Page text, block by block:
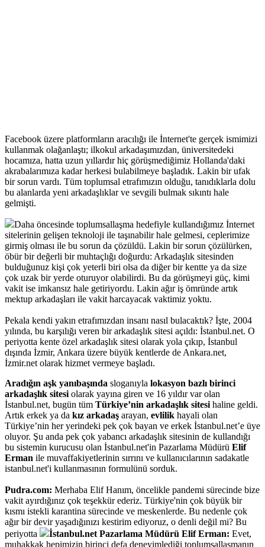
Facebook üzere platformların aracılığı ile İnternet'te gerçek ismimizi
kullanmak olağanlaştı; ilkokul arkadaşımızdan, üniversitedeki
hocamıza, hatta uzun yıllardır hiç görüşmediğimiz Hollanda'daki
akrabalarımıza kadar herkesi bulabilmeye başladık. Lakin bir ufak
bir sorun vardı. Tüm toplumsal etrafımızın olduğu, tanıdıklarla dolu
bu alanlarda yeni arkadaşlıklar ve sevgili bulmak sıkıntı hale
gelmişti.
Daha öncesinde toplumsallaşma hedefiyle kullandığımız İnternet
sitelerinin gelişen teknoloji ile taşınabilir hale gelmesi, ceplerimize
girmiş olması ile bu sorun da çözüldü. Lakin bir sorun çözülürken,
öbür bir değerli bir muhtaçlığı doğurdu: Arkadaşlık sitesinden
bulduğunuz kişi çok yeterli biri olsa da diğer bir kentte ya da size
çok uzak bir yerde oturuyor olabilirdi. Bu da görüşmeyi güç, kimi
vakit ise imkansız hale getiriyordu. Lakin ağır iş ömründe artık
mektup arkadaşları ile vakit harcayacak vaktimiz yoktu.
Pekala kendi yakın etrafımızdan insanı nasıl bulacaktık? İşte, 2004
yılında, bu karşılığı veren bir arkadaşlık sitesi açıldı: İstanbul.net. O
periyotta kente özel arkadaşlık sitesi olarak yola çıkıp, İstanbul
dışında İzmir, Ankara üzere büyük kentlerde de Ankara.net,
İzmir.net olarak hizmet vermeye başladı.
Aradığın aşk yanıbaşında sloganıyla lokasyon bazlı birinci
arkadaşlık sitesi olarak yayına giren ve 16 yıldır var olan
İstanbul.net, bugün tüm Türkiye’nin arkadaşlık sitesi haline geldi.
Artık erkek ya da kız arkadaş arayan, evlilik hayali olan
Türkiye’nin her yerindeki pek çok bayan ve erkek İstanbul.net’e üye
oluyor. Şu anda pek çok yabancı arkadaşlık sitesinin de kullandığı
bu sistemin kurucusu olan İstanbul.net'in Pazarlama Müdürü Elif
Erman ile muvaffakiyetlerinin sırrını ve kullanıcılarının sadakatle
istanbul.net'i kullanmasının formulünü sorduk.
Pudra.com: Merhaba Elif Hanım, öncelikle pandemi sürecinde bize
vakit ayırdığınız çok teşekkür ederiz. Türkiye'nin çok büyük bir
kısmı istekli karantina sürecinde ve meskenlerde. Bu nedenle çok
ağır bir devir yaşadığınızı kestirim ediyoruz, o denli değil mi? Bu
periyotta
İstanbul.net Pazarlama Müdürü Elif Erman: Evet,
muhakkak hepimizin birinci defa deneyimlediği toplumsallaşmanın